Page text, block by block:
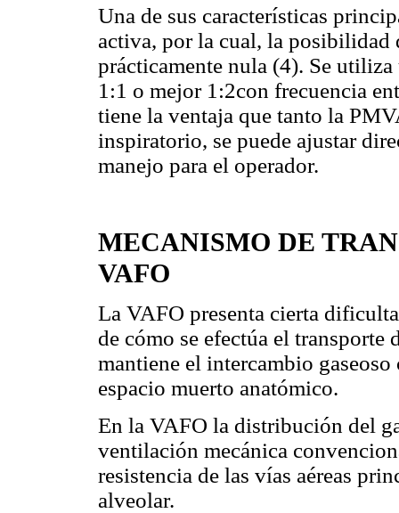
Una de sus características
activa, por la cual, la posibilidad
prácticamente nula (4). Se
1:1 o mejor 1:2con frecuencia
tiene la ventaja que tanto la
inspiratorio, se puede ajustar
manejo para el operador.
MECANISMO DE
VAFO
La VAFO presenta cierta
de cómo se efectúa el
mantiene el intercambio
espacio muerto anatómico.
En la VAFO la distribución del
ventilación mecánica
resistencia de las vías aéreas
alveolar.